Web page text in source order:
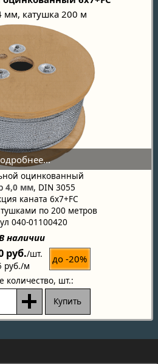
мм, катушка 200 м
оцинкованный
4,0 мм, DIN 3055
каната 6x7+FC
по 200 метров
040-01100420
наличии
руб./шт.
руб./м
до -20%
количество, шт.:
Купить